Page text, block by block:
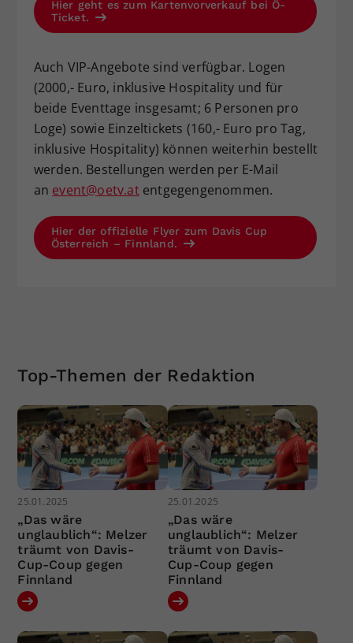
Hier geht es zum Kartenvorverkauf bei Ö-
Ticket.
Auch VIP-Angebote sind verfügbar. Logen
(2000,- Euro, inklusive Hospitality und für
beide Eventtage insgesamt; 6 Personen pro
Loge) sowie Einzeltickets (160,- Euro pro Tag,
inklusive Hospitality) können weiterhin bestellt
werden. Bestellungen werden per E-Mail
an event@oetv.atentgegengenommen.
Hier der offizielle Flyer zum Davis Cup
Österreich – Finnland.
Top-Themen der Redaktion
25.01.2025
„Das wäre
unglaublich“: Melzer
träumt von Davis-
Cup-Coup gegen
Finnland
25.01.2025
„Das wäre
unglaublich“: Melzer
träumt von Davis-
Cup-Coup gegen
Finnland